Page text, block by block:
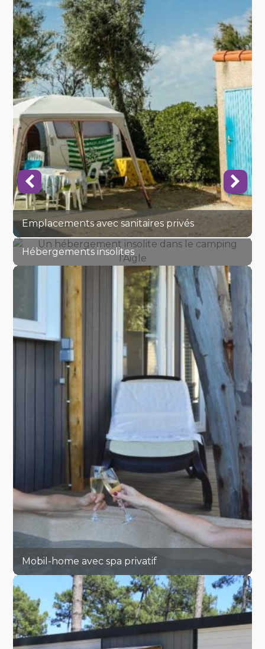
Emplacements avec sanitaires privés
Hébergements insolites
Mobil-home avec spa privatif